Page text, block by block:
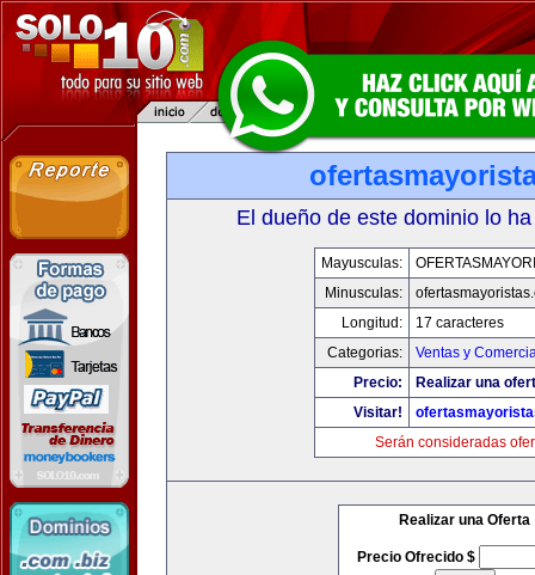
El dueño de este dominio lo
Mayusculas:
Minusculas:
Longitud:
17 caracteres
Categorias:
Ventas y
Precio:
Realizar una
Visitar!
Serán consideradas
Realizar una Oferta
Precio Ofrecido $